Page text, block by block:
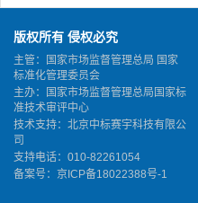
版权所有 侵权必究
主管：国家市场监督管理总局 国家
标准化管理委员会
主办：国家市场监督管理总局国家标
准技术审评中心
技术支持：北京中标赛宇科技有限公
司
支持电话：010-82261054
备案号： 京ICP备18022388号-1